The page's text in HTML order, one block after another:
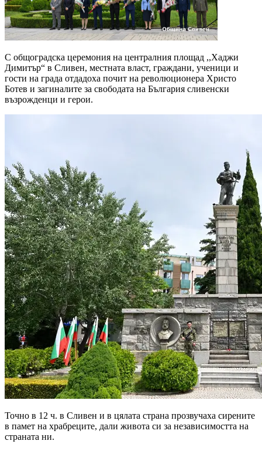
С общоградска церемония на централния площад ,,Хаджи
Димитър“ в Сливен, местната власт, граждани, ученици и
гости на града отдадоха почит на революционера Христо
Ботев и загиналите за свободата на България сливенски
възрожденци и герои.
Точно в 12 ч. в Сливен и в цялата страна прозвучаха сирените
в памет на храбреците, дали живота си за независимостта на
страната ни.